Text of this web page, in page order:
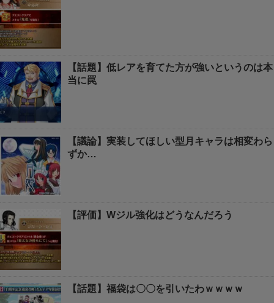
【話題】低レアを育てた方が強いというのは本
当に罠
【議論】実装してほしい型月キャラは相変わら
ずか…
【評価】Wジル強化はどうなんだろう
【話題】福袋は〇〇を引いたわｗｗｗｗ